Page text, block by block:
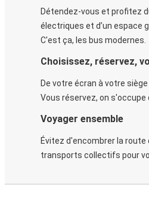
Détendez-vous et profitez
électriques et d’un espace
C'est ça, les bus modernes.
Choisissez, réservez,
De votre écran à votre
Vous réservez, on s'occupe
Voyager ensemble
Évitez d'encombrer la
transports collectifs pour